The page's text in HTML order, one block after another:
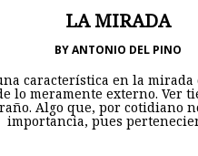
LA MIRADA
BYANTONIO DEL PINO
característica en la mirada
lo meramente externo. Ver
Algo que, por cotidiano
importancia, pues